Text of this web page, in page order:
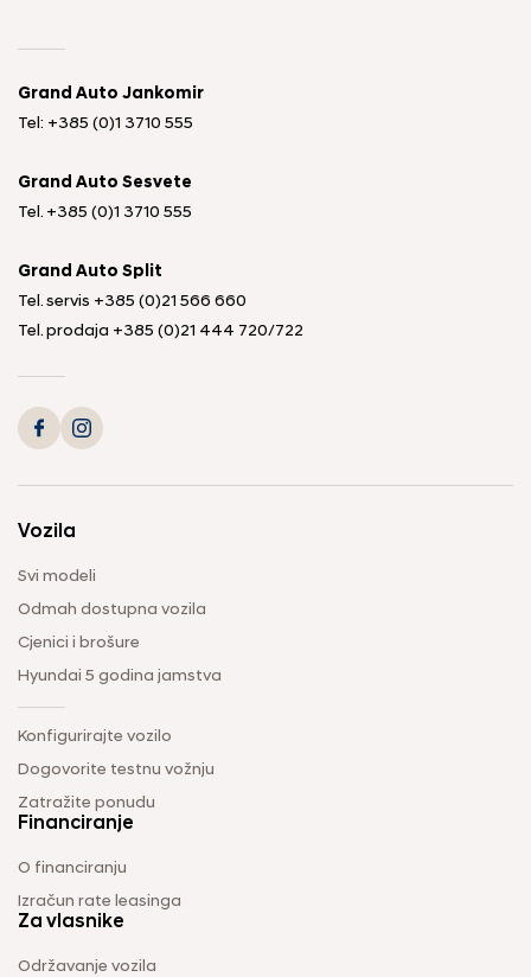
Grand Auto Jankomir
Tel: +385 (0)1 3710 555
Grand Auto Sesvete
Tel. +385 (0)1 3710 555
Grand Auto Split
Tel. servis +385 (0)21 566 660
Tel. prodaja +385 (0)21 444 720/722
Vozila
Svi modeli
Odmah dostupna vozila
Cjenici i brošure
Hyundai 5 godina jamstva
Konfigurirajte vozilo
Dogovorite testnu vožnju
Zatražite ponudu
Financiranje
O financiranju
Izračun rate leasinga
Za vlasnike
Održavanje vozila